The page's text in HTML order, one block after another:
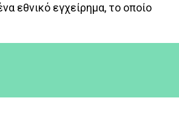
εθνικό εγχείρημα, το οποίο